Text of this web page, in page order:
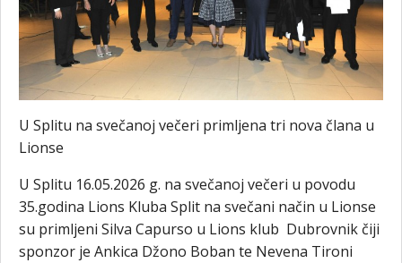
U Splitu na svečanoj večeri primljena tri nova člana u
Lionse
U Splitu 16.05.2026 g. na svečanoj večeri u povodu
35.godina Lions Kluba Split na svečani način u Lionse
su primljeni Silva Capurso u Lions klub Dubrovnik čiji
sponzor je Ankica Džono Boban te Nevena Tironi